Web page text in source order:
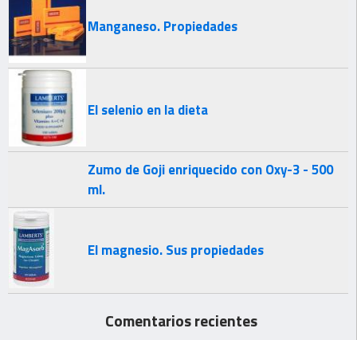
Manganeso. Propiedades
El selenio en la dieta
Zumo de Goji enriquecido con Oxy-3 - 500
ml.
El magnesio. Sus propiedades
Comentarios recientes